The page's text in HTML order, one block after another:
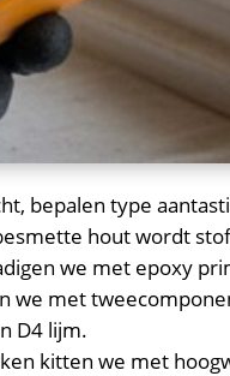
bepalen type
hout wordt
we met epoxy
we met
D4 lijm.​
kitten we met